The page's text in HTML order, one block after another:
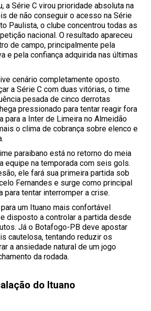
a Série C virou prioridade absoluta na
de não conseguir o acesso na Série
Paulista, o clube concentrou todas as
nacional. O resultado apareceu
de campo, principalmente pela
e pela confiança adquirida nas últimas
cenário completamente oposto.
a Série C com duas vitórias, o time
pesada de cinco derrotas
pressionado para tentar reagir fora
para a Inter de Limeira no Almeidão
o clima de cobrança sobre elenco e
paraibano está no retorno do meia
equipe na temporada com seis gols.
ele fará sua primeira partida sob
Fernandes e surge como principal
para tentar interromper a crise.
um Ituano mais confortável
disposto a controlar a partida desde
Já o Botafogo-PB deve apostar
cautelosa, tentando reduzir os
a ansiedade natural de um jogo
da rodada.
do Ituano